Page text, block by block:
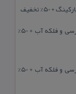
تخفیف
لیست هتل آپارتمان های مشهد در هتل خیابان طبرسی و فلکه آب + 50%
لیست هتل آپارتمان های مشهد در هتل خیابان طبرسی و فلکه آب + 50%